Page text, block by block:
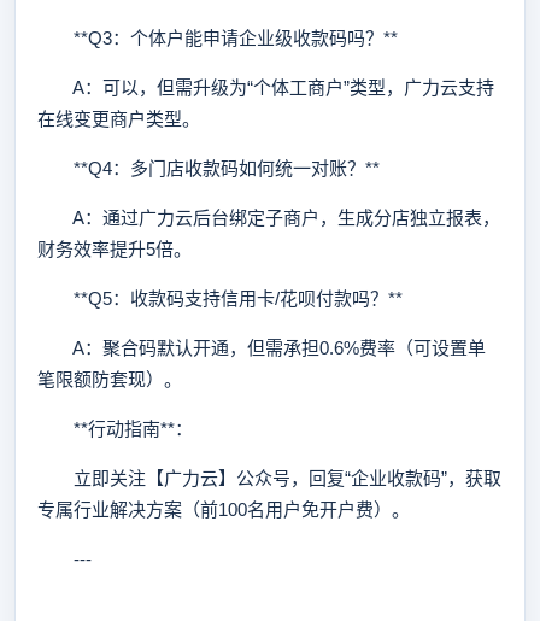
**Q3：个体户能申请企业级收款码吗？**
A：可以，但需升级为“个体工商户”类型，广力云支持
在线变更商户类型。
**Q4：多门店收款码如何统一对账？**
A：通过广力云后台绑定子商户，生成分店独立报表，
财务效率提升5倍。
**Q5：收款码支持信用卡/花呗付款吗？**
A：聚合码默认开通，但需承担0.6%费率（可设置单
笔限额防套现）。
**行动指南**：
立即关注【广力云】公众号，回复“企业收款码”，获取
专属行业解决方案（前100名用户免开户费）。
---